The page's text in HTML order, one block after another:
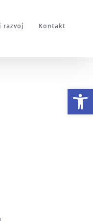
razvoj Kontakt